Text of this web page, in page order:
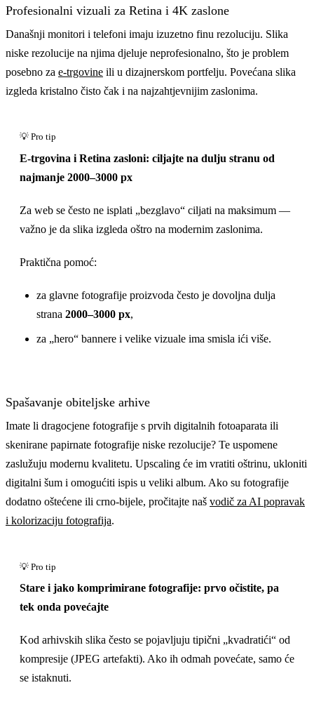
Profesionalni vizuali za Retina i 4K zaslone
Današnji monitori i telefoni imaju izuzetno finu rezoluciju. Slika
niske rezolucije na njima djeluje neprofesionalno, što je problem
posebno za e-trgovine ili u dizajnerskom portfelju. Povećana slika
izgleda kristalno čisto čak i na najzahtjevnijim zaslonima.
E-trgovina i Retina zasloni: ciljajte na dulju stranu od
najmanje 2000–3000 px
Za web se često ne isplati „bezglavo“ ciljati na maksimum —
važno je da slika izgleda oštro na modernim zaslonima.
Praktična pomoć:
za glavne fotografije proizvoda često je dovoljna dulja
strana 2000–3000 px,
za „hero“ bannere i velike vizuale ima smisla ići više.
Spašavanje obiteljske arhive
Imate li dragocjene fotografije s prvih digitalnih fotoaparata ili
skenirane papirnate fotografije niske rezolucije? Te uspomene
zaslužuju modernu kvalitetu. Upscaling će im vratiti oštrinu, ukloniti
digitalni šum i omogućiti ispis u veliki album. Ako su fotografije
dodatno oštećene ili crno-bijele, pročitajte naš vodič za AI popravak
i kolorizaciju fotografija.
Stare i jako komprimirane fotografije: prvo očistite, pa
tek onda povećajte
Kod arhivskih slika često se pojavljuju tipični „kvadratići“ od
kompresije (JPEG artefakti). Ako ih odmah povećate, samo će
se istaknuti.